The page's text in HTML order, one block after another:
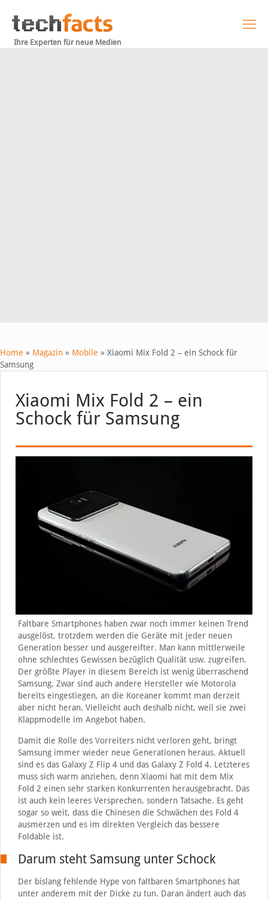
Ihre Experten für neue Medien
Home » Magazin » Mobile » Xiaomi Mix Fold 2 – ein Schock für
Samsung
Xiaomi Mix Fold 2 – ein
Schock für Samsung
Faltbare Smartphones haben zwar noch immer keinen Trend
ausgelöst, trotzdem werden die Geräte mit jeder neuen
Generation besser und ausgereifter. Man kann mittlerweile
ohne schlechtes Gewissen bezüglich Qualität usw. zugreifen.
Der größte Player in diesem Bereich ist wenig überraschend
Samsung. Zwar sind auch andere Hersteller wie Motorola
bereits eingestiegen, an die Koreaner kommt man derzeit
aber nicht heran. Vielleicht auch deshalb nicht, weil sie zwei
Klappmodelle im Angebot haben.
Damit die Rolle des Vorreiters nicht verloren geht, bringt
Samsung immer wieder neue Generationen heraus. Aktuell
sind es das Galaxy Z Flip 4 und das Galaxy Z Fold 4. Letzteres
muss sich warm anziehen, denn Xiaomi hat mit dem Mix
Fold 2 einen sehr starken Konkurrenten herausgebracht. Das
ist auch kein leeres Versprechen, sondern Tatsache. Es geht
sogar so weit, dass die Chinesen die Schwächen des Fold 4
ausmerzen und es im direkten Vergleich das bessere
Foldable ist.
Darum steht Samsung unter Schock
Der bislang fehlende Hype von faltbaren Smartphones hat
unter anderem mit der Dicke zu tun. Daran ändert auch das